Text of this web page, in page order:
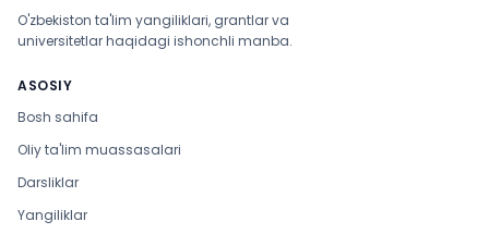
O'zbekiston ta'lim yangiliklari, grantlar va
universitetlar haqidagi ishonchli manba.
ASOSIY
Bosh sahifa
Oliy ta'lim muassasalari
Darsliklar
Yangiliklar